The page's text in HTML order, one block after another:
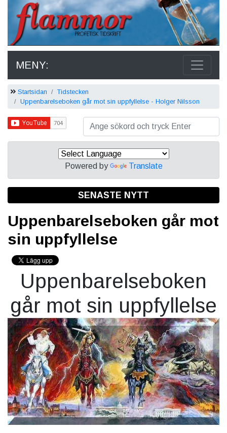
MENY:
Startsidan
Tidstecken
Uppenbarelseboken går mot sin uppfyllelse - Holger Nilsson
Powered by Translate
SENASTE NYTT
Uppenbarelseboken går mot
sin uppfyllelse
Uppenbarelseboken
går mot sin uppfyllelse